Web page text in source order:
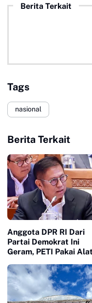
Berita Terkait
Tags
nasional
Berita Terkait
Anggota DPR RI Dari
Partai Demokrat Ini
Geram, PETI Pakai Alat
Tidak Tersentuh